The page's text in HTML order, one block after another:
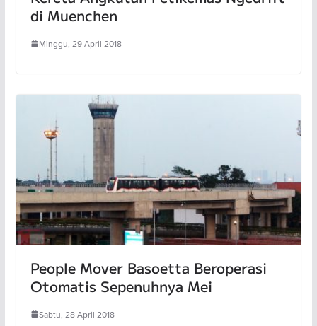
di Muenchen
Minggu, 29 April 2018
People Mover Basoetta Beroperasi
Otomatis Sepenuhnya Mei
Sabtu, 28 April 2018